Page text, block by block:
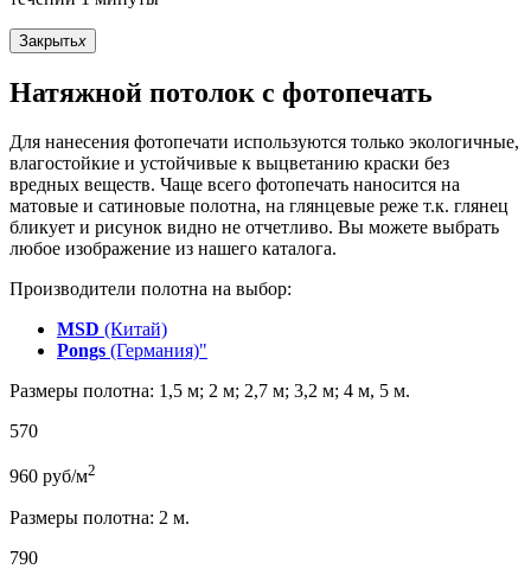
Закрытьx
Натяжной потолок с фотопечать
Для нанесения фотопечати используются только экологичные,
влагостойкие и устойчивые к выцветанию краски без
вредных веществ. Чаще всего фотопечать наносится на
матовые и сатиновые полотна, на глянцевые реже т.к. глянец
бликует и рисунок видно не отчетливо. Вы можете выбрать
любое изображение из нашего каталога.
Производители полотна на выбор:
MSD (Китай)
Pongs (Германия)"
Размеры полотна: 1,5 м; 2 м; 2,7 м; 3,2 м; 4 м, 5 м.
570
960 руб/м2
Размеры полотна: 2 м.
790